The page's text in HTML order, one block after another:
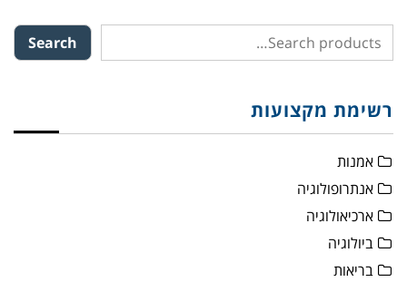
Search
רשימת מקצועות
אמנות
אנתרופולוגיה
ארכיאולוגיה
ביולוגיה
בריאות